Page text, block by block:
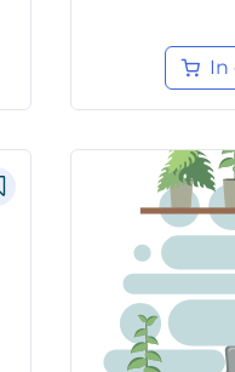
In